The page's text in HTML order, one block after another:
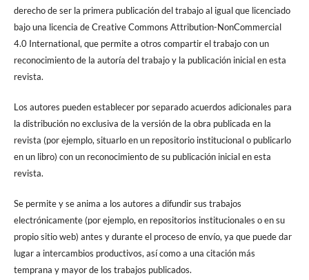
derecho de ser la primera publicación del trabajo al igual que licenciado
bajo una licencia de Creative Commons Attribution-NonCommercial
4.0 International, que permite a otros compartir el trabajo con un
reconocimiento de la autoría del trabajo y la publicación inicial en esta
revista.
Los autores pueden establecer por separado acuerdos adicionales para
la distribución no exclusiva de la versión de la obra publicada en la
revista (por ejemplo, situarlo en un repositorio institucional o publicarlo
en un libro) con un reconocimiento de su publicación inicial en esta
revista.
Se permite y se anima a los autores a difundir sus trabajos
electrónicamente (por ejemplo, en repositorios institucionales o en su
propio sitio web) antes y durante el proceso de envío, ya que puede dar
lugar a intercambios productivos, así como a una citación más
temprana y mayor de los trabajos publicados.